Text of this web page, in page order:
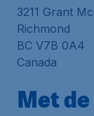
3211 Grant
Richmond
BC V7B 0A4
Canada
Met